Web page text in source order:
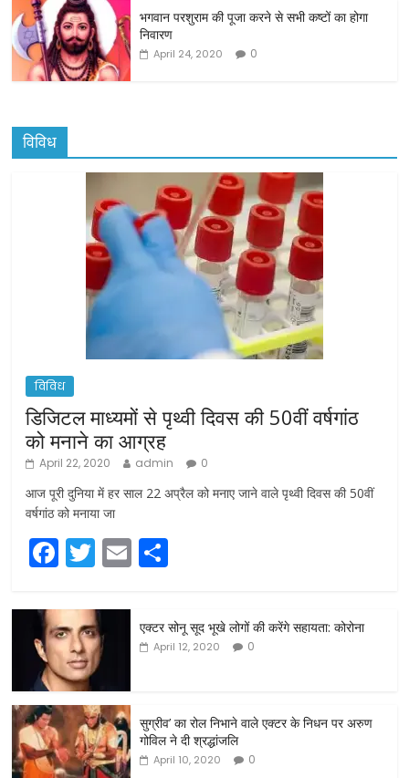
भगवान परशुराम की पूजा करने से सभी कष्टों का होगा
निवारण
April 24, 2020 0
विविध
विविध
डिजिटल माध्यमों से पृथ्वी दिवस की 50वीं वर्षगांठ
को मनाने का आग्रह
April 22, 2020 admin 0
आज पूरी दुनिया में हर साल 22 अप्रैल को मनाए जाने वाले पृथ्वी दिवस की 50वीं
वर्षगांठ को मनाया जा
F
a
c
e
b
o
o
k
T
w
itt
er
E
m
ar
e
एक्टर सोनू सूद भूखे लोगों की करेंगे सहायता: कोरोना
April 12, 2020 0
सुग्रीव’ का रोल निभाने वाले एक्टर के निधन पर अरुण
गोविल ने दी श्रद्धांजलि
April 10, 2020 0